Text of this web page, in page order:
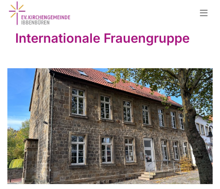
Internationale Frauengruppe